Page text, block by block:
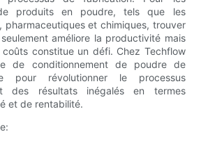
produits en poudre, tels que les
pharmaceutiques et chimiques, trouver
améliore la productivité mais
constitue un défi. Chez Techflow
de conditionnement de poudre de
pour révolutionner le processus
des résultats inégalés en termes
et de rentabilité.